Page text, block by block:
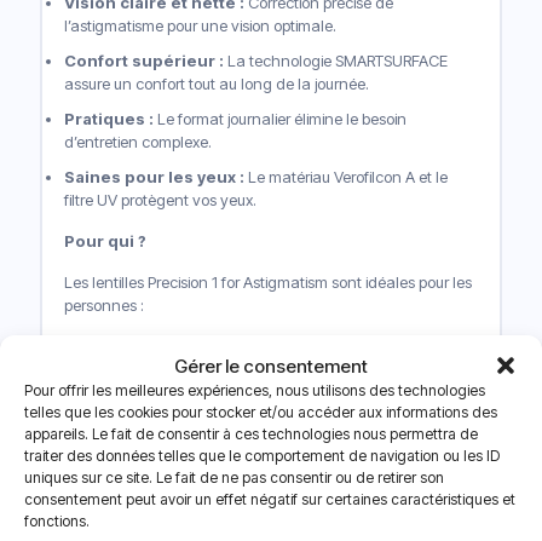
Gérer le consentement
Pour offrir les meilleures expériences, nous utilisons des technologies
telles que les cookies pour stocker et/ou accéder aux informations des
appareils. Le fait de consentir à ces technologies nous permettra de
traiter des données telles que le comportement de navigation ou les ID
uniques sur ce site. Le fait de ne pas consentir ou de retirer son
consentement peut avoir un effet négatif sur certaines caractéristiques et
fonctions.
l’astigmatisme pour une vision optimale.
Confort supérieur : La technologie SMARTSURFACE
assure un confort tout au long de la journée.
Pratiques : Le format journalier élimine le besoin
d’entretien complexe.
Saines pour les yeux : Le matériau Verofilcon A et le
filtre UV protègent vos yeux.
Pour qui ?
Les lentilles Precision 1 for Astigmatism sont idéales pour les
personnes :
Privilégiant le confort et la facilité d’utilisation.
Cherchant une solution pratique pour la correction de la
vue.
Si vous envisagez d’essayer ces lentilles, il est essentiel de
consulter votre ophtalmologue afin de déterminer si elles
sont adaptées à vos besoins spécifiques.